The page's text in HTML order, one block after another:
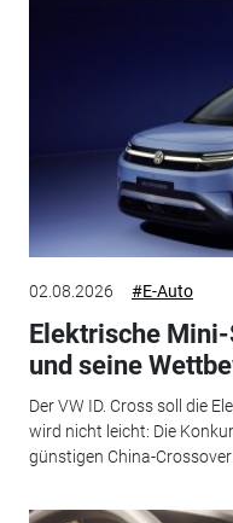
02.08.2026 #E-Auto
Elektrische Mini-
und seine
Der VW ID. Cross soll die
wird nicht leicht: Die
günstigen China-Crossover